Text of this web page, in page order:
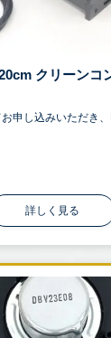
クリーンコ
申し込みいただき
詳しく見る